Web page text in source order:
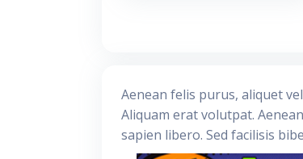
Aenean felis purus, aliquet
Aliquam erat volutpat.
sapien libero. Sed facilisis